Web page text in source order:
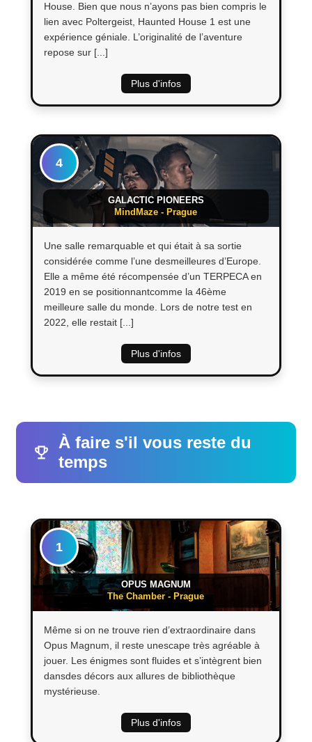
House. Bien que nous n’ayons pas bien compris le
lien avec Poltergeist, Haunted House 1 est une
expérience géniale. L’originalité de l’aventure
repose sur [...]
Plus d'infos
4
GALACTIC PIONEERS
MindMaze - Prague
Une salle remarquable et qui était à sa sortie
considérée comme l’une desmeilleures d’Europe.
Elle a même été récompensée d’un TERPECA en
2019 en se positionnantcomme la 46ème
meilleure salle du monde. Lors de notre test en
2022, elle restait [...]
Plus d'infos
À faire s'il vous reste du
temps
1
OPUS MAGNUM
The Chamber - Prague
Même si on ne trouve rien d’extraordinaire dans
Opus Magnum, il reste unescape très agréable à
jouer. Les énigmes sont fluides et s’intègrent bien
dansdes décors aux allures de bibliothèque
mystérieuse.
Plus d'infos